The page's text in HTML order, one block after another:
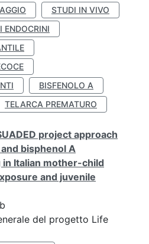
STUDI IN VIVO
ENDOCRINI
BISFENOLO A
TELARCA PREMATURO
project approach
bisphenol A
Italian mother-child
and juvenile
del progetto Life